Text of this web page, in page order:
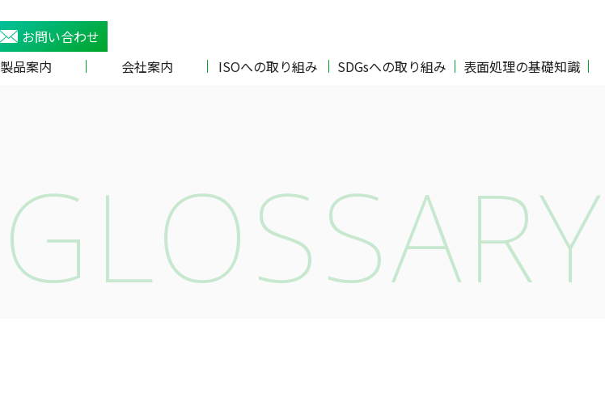
お問い合わせ
製品案内 会社案内 ISOへの取り組み SDGsへの取り組み 表面処理の基礎知識
GLOSSARY